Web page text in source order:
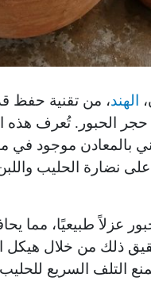
الهند، من تقنية حفظ
الحبور. تُعرف هذه
موجود في
على نضارة الحليب
عزلاً طبيعيًا، مما
ذلك من خلال
التلف السريع